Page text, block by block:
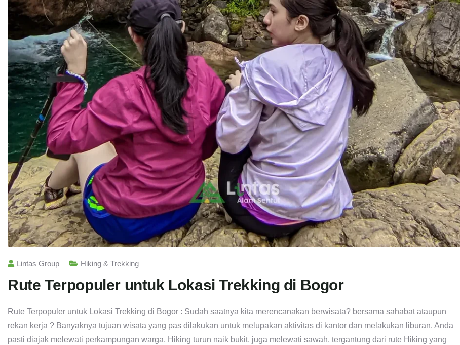
Lintas Group Hiking & Trekking
Rute Terpopuler untuk Lokasi Trekking di Bogor
Rute Terpopuler untuk Lokasi Trekking di Bogor : Sudah saatnya kita merencanakan berwisata? bersama sahabat ataupun
rekan kerja ? Banyaknya tujuan wisata yang pas dilakukan untuk melupakan aktivitas di kantor dan melakukan liburan. Anda
pasti diajak melewati perkampungan warga, Hiking turun naik bukit, juga melewati sawah, tergantung dari rute Hiking yang